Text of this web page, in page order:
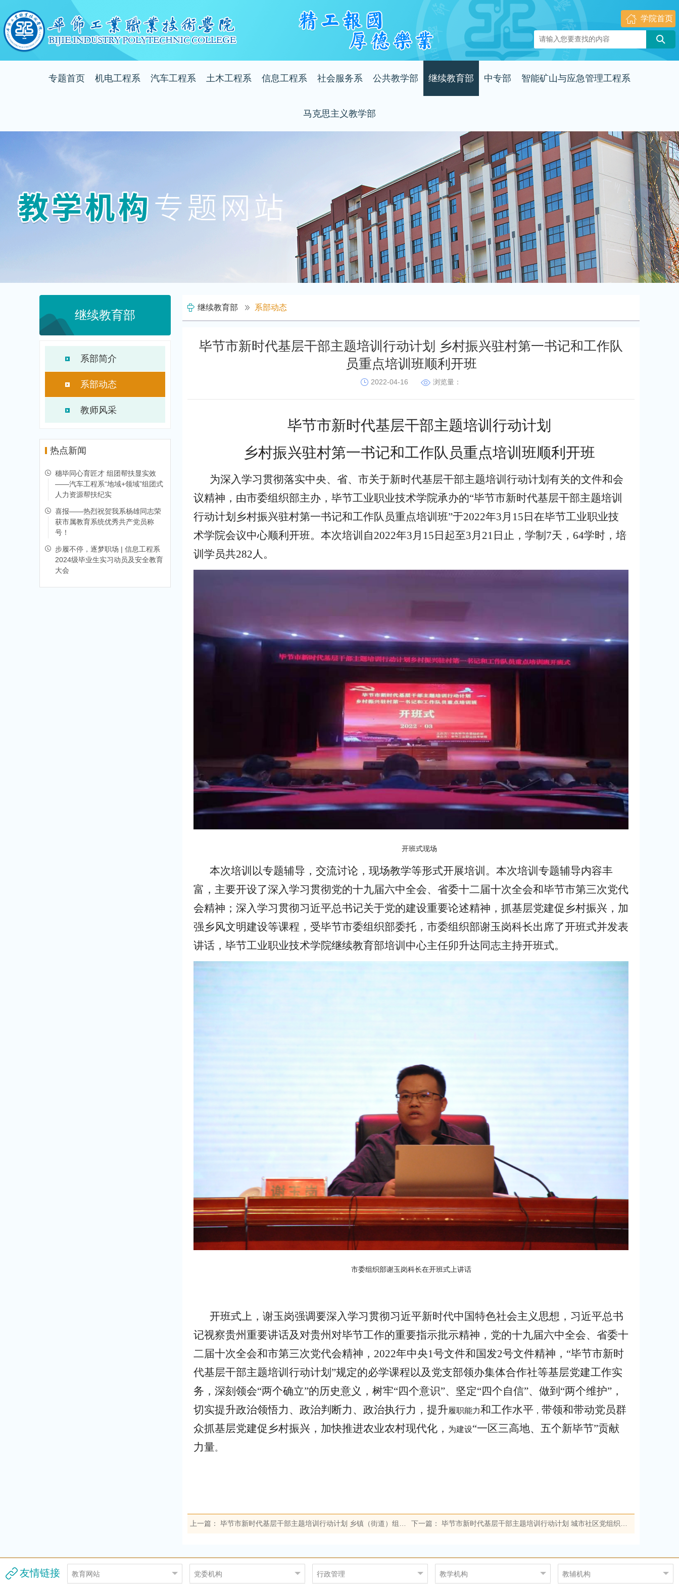
学院首页
专题首页 机电工程系 汽车工程系 土木工程系 信息工程系 社会服务系 公共教学部 继续教育部
教师风采
中专部
教师风采
智能矿山与应急管理工程系
教师风采
专业介绍
马克思主义教学部
继续教育部
系部简介
系部动态
教师风采
热点新闻
穗毕同心育匠才 组团帮扶显实效
——汽车工程系“地域+领域”组团式
人力资源帮扶纪实
喜报——热烈祝贺我系杨雄同志荣
获市属教育系统优秀共产党员称
号！
步履不停，逐梦职场 | 信息工程系
2024级毕业生实习动员及安全教育
大会
继续教育部 系部动态
毕节市新时代基层干部主题培训行动计划 乡村振兴驻村第一书记和工作队
员重点培训班顺利开班
2022-04-16 浏览量：
毕节市新时代基层干部主题培训行动计划
乡村振兴驻村第一书记和工作队员重点培训班顺利开班
为深入学习贯彻落实中央、省、市关于新时代基层干部主题培训行动计划有关的文件和会
议精神，由市委组织部主办，毕节工业职业技术学院承办的“毕节市新时代基层干部主题培训
行动计划乡村振兴驻村第一书记和工作队员重点培训班”于2022年3月 15 日在毕节工业职业技
术学院会议中心顺利开班。本次培训自2022年3月 15 日 起至3月 21 日 止 ， 学制 7天， 64学时，培
训学员共282人。
开班式现场
本次培训以专题辅导，交流讨论，现场教学等形式开展培训。本次培训专题辅导内容丰
富，主要开设了深入学习贯彻党的十九届六中全会、省委十二届十次全会和毕节市第三次党代
会精神；深入学习贯彻习近平总书记关于党的建设重要论述精神，抓基层党建促乡村振兴，加
强乡风文明建设等课程， 受毕节市委组织部委托，市委组织部谢玉岗科长出席了开班式并发表
讲话，毕节工业职业技术学院继续教育部培训中心主任卯升达同志主持开班式。
市委组织部谢玉岗科长在开班式上讲话
开班式上，谢玉岗强调要深入学习贯彻习近平新时代中国特色社会主义思想，习近平总书
记视察贵州重要讲话及对贵州对毕节工作的重要指示批示精神，党的十九届六中全会、省委十
二届十次全会和市第三次党代会精神， 2022年中央1号文件和国发2号文件精神，“毕节市新时
代基层干部主题培训行动计划”规定的必学课程以及党支部领办集体合作社等基层党建工作实
务，深刻领会“两个确立”的历史意义，树牢“四个意识”、坚定“四个自信”、做到“两个维护”，
切实提升政治领悟力、政治判断力、政治执行力，提升履职能力和工作水平 ， 带领和带动党员群
众抓基层党建促乡村振兴，加快推进农业农村现代化， 为建设“一区三高地、五个新毕节”贡献
力量。
上一篇： 毕节市新时代基层干部主题培训行动计划 乡镇（街道）组织委员重点培训班顺利开班 下一篇： 毕节市新时代基层干部主题培训行动计划 ​城市社区党组织书记重点培训班顺利开班
友情链接 教育网站 党委机构 行政管理 教学机构 教辅机构